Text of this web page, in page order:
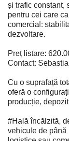
și trafic constant,
pentru cei care
comercial:
dezvoltare.
Preț listare:
Contact:
Cu o suprafață
oferă o
producție,
#Hală încălzită,
vehicule de până